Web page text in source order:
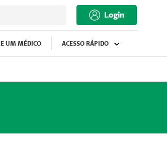
Login
UM MÉDICO ACESSO RÁPIDO